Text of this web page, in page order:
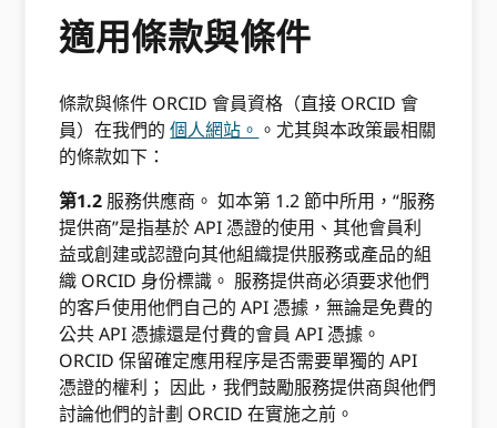
適用條款與條件
條款與條件 ORCID 會員資格（直接 ORCID 會
員）在我們的個人網站。 。尤其與本政策最相關
的條款如下：
第1.2服務供應商。 如本第 1.2 節中所用，“服務
提供商”是指基於 API 憑證的使用、其他會員利
益或創建或認證向其他組織提供服務或產品的組
織 ORCID 身份標識。 服務提供商必須要求他們
的客戶使用他們自己的 API 憑據，無論是免費的
公共 API 憑據還是付費的會員 API 憑據。
ORCID 保留確定應用程序是否需要單獨的 API
憑證的權利； 因此，我們鼓勵服務提供商與他們
討論他們的計劃 ORCID 在實施之前。